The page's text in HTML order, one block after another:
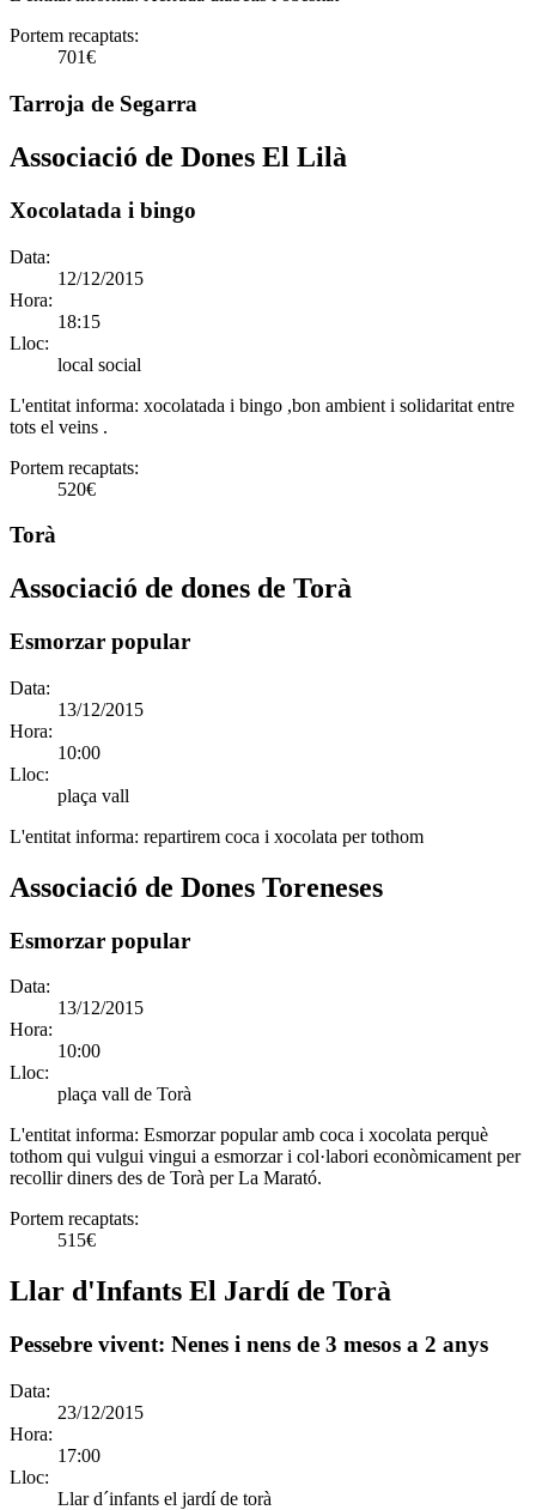
Portem recaptats:
701€
Tarroja de Segarra
Associació de Dones El Lilà
Xocolatada i bingo
Data:
12/12/2015
Hora:
18:15
Lloc:
local social
L'entitat informa: xocolatada i bingo ,bon ambient i solidaritat entre
tots el veins .
Portem recaptats:
520€
Torà
Associació de dones de Torà
Esmorzar popular
Data:
13/12/2015
Hora:
10:00
Lloc:
plaça vall
L'entitat informa: repartirem coca i xocolata per tothom
Associació de Dones Toreneses
Esmorzar popular
Data:
13/12/2015
Hora:
10:00
Lloc:
plaça vall de Torà
L'entitat informa: Esmorzar popular amb coca i xocolata perquè
tothom qui vulgui vingui a esmorzar i col·labori econòmicament per
recollir diners des de Torà per La Marató.
Portem recaptats:
515€
Llar d'Infants El Jardí de Torà
Pessebre vivent: Nenes i nens de 3 mesos a 2 anys
Data:
23/12/2015
Hora:
17:00
Lloc:
Llar d´infants el jardí de torà